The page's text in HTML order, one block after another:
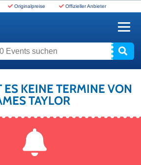
Originalpreise Offizieller Anbieter
suchen
ES KEINE TERMINE VON
TAYLOR